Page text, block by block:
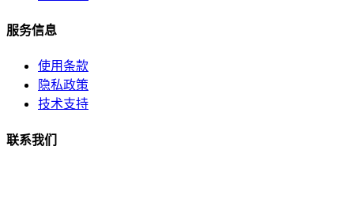
服务信息
使用条款
隐私政策
技术支持
联系我们